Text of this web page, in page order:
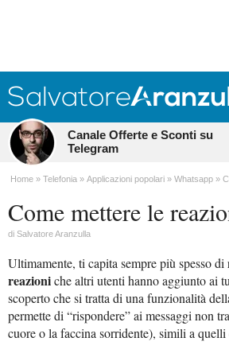
Canale Offerte e Sconti su
Telegram
Home Telefonia Applicazioni popolari Whatsapp
Come mettere le
di Salvatore Aranzulla
Ultimamente, ti capita sempre più spesso
reazioniche altri utenti hanno aggiunto ai
scoperto che si tratta di una funzionalità
permette di “rispondere” ai messaggi non
cuore o la faccina sorridente), simili a